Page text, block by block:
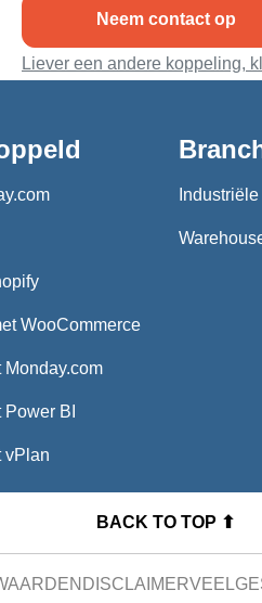
Neem contact op
Liever een andere koppeling,
WooCommerce
Monday.com
BI
vPlan
BACK TO TOP ⬆
DISCLAIMER